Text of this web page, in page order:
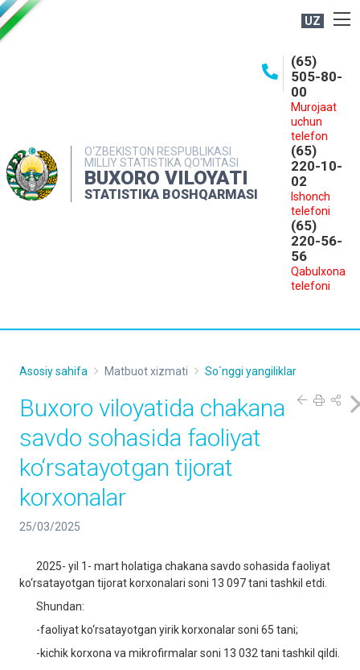
UZ
O‘ZBEKISTON RESPUBLIKASI
MILLIY STATISTIKA QO‘MITASI
BUXORO VILOYATI
STATISTIKA BOSHQARMASI
(65)
505-80-
00
Murojaat
uchun
telefon
(65)
220-10-
02
Ishonch
telefoni
(65)
220-56-
56
Qabulxona
telefoni
MATBUOT XIZMATI
MUROJAATLAR
Asosiy sahifa Matbuot xizmati So`nggi yangiliklar
Buxoro viloyatida chakana
savdo sohasida faoliyat
ko‘rsatayotgan tijorat
korxonalar
25/03/2025
2025- yil 1- mart holatiga chakana savdo sohasida faoliyat
ko‘rsatayotgan tijorat korxonalari soni 13 097 tani tashkil etdi.
Shundan:
-faoliyat ko‘rsatayotgan yirik korxonalar soni 65 tani;
-kichik korxona va mikrofirmalar soni 13 032 tani tashkil qildi.